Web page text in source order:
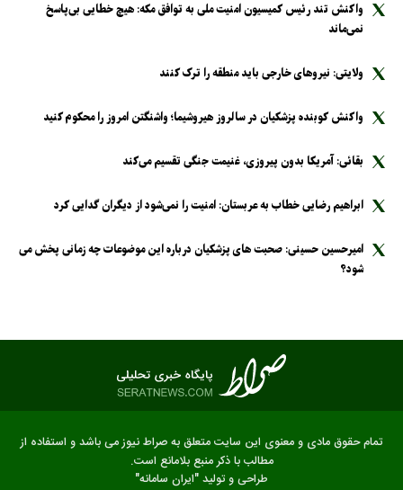
واکنش تند رئیس کمیسیون امنیت ملی به توافق مکه: هیچ خطایی بی‌پاسخ
نمی‌ماند
ولایتی: نیرو‌های خارجی باید منطقه را ترک کنند
واکنش کوبنده پزشکیان در سالروز هیروشیما؛ واشنگتن امروز را محکوم کنید
بقائی: آمریکا بدون پیروزی، غنیمت جنگی تقسیم می‌کند
ابراهیم رضایی خطاب به عربستان: امنیت را نمی‌شود از دیگران گدایی کرد
امیرحسین حسینی: صحبت های پزشکیان درباره این موضوعات چه زمانی پخش می
شود؟
تمام حقوق مادی و معنوی این سایت متعلق به صراط نیوز می باشد و استفاده از
مطالب با ذکر منبع بلامانع است.
طراحی و تولید"ایران سامانه"